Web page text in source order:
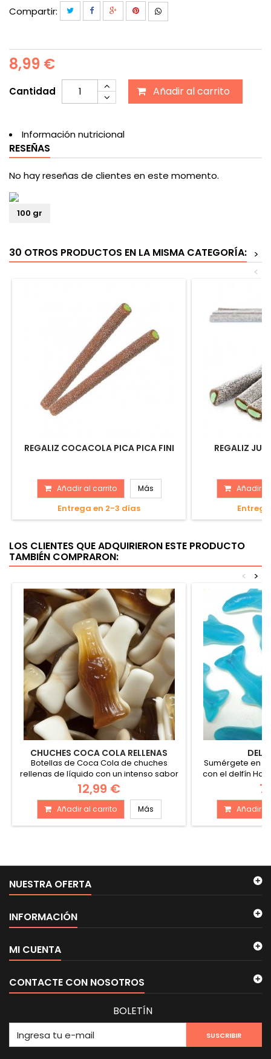
Compartir:
8,99 €
Cantidad Añadir al carrito
Información nutricional
RESEÑAS
No hay reseñas de clientes en este momento.
100 gr
30 OTROS PRODUCTOS EN LA MISMA CATEGORÍA: >
<
REGALIZ COCACOLA PICA PICA FINI
Añadir al carrito Más
Entrega en 2-3 días
REGALIZ
Añadir
LOS CLIENTES QUE ADQUIRIERON ESTE PRODUCTO
TAMBIÉN COMPRARON:
>
<
CHUCHES COCA COLA RELLENAS
Botellas de Coca Cola de chuches
rellenas de líquido con un intenso sabor
al...
12,99 €
Añadir al carrito Más
Sumérgete en
con el delfín
Añadir
NUESTRA OFERTA
INFORMACIÓN
MI CUENTA
CONTACTE CON NOSOTROS
BOLETÍN
SUSCRIBIR